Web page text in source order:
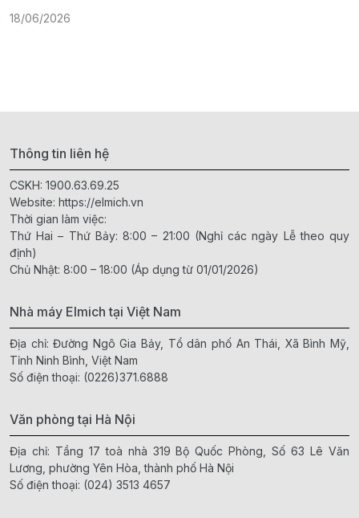
18/06/2026
Thông tin liên hệ
CSKH: 1900.63.69.25
Website: https://elmich.vn
Thời gian làm việc:
Thứ Hai – Thứ Bảy: 8:00 – 21:00 (Nghỉ các ngày Lễ theo quy
định)
Chủ Nhật: 8:00 – 18:00 (Áp dụng từ 01/01/2026)
Nhà máy Elmich tại Việt Nam
Địa chỉ: Đường Ngô Gia Bảy, Tổ dân phố An Thái, Xã Bình Mỹ,
Tỉnh Ninh Bình, Việt Nam
Số điện thoại: (0226)371.6888
Văn phòng tại Hà Nội
Địa chỉ: Tầng 17 toà nhà 319 Bộ Quốc Phòng, Số 63 Lê Văn
Lương, phường Yên Hòa, thành phố Hà Nội
Số điện thoại: (024) 3513 4657